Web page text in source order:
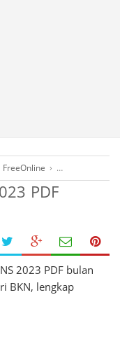
FreeOnline › IT Education
PDF
2023 PDF bulan
BKN, lengkap